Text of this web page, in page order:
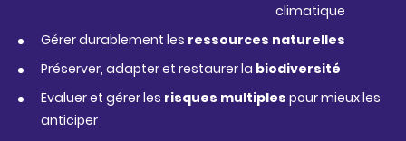
climatique
Gérer durablement les ressources naturelles
Préserver, adapter et restaurer la biodiversité
Evaluer et gérer les risques multiples pour mieux les
anticiper